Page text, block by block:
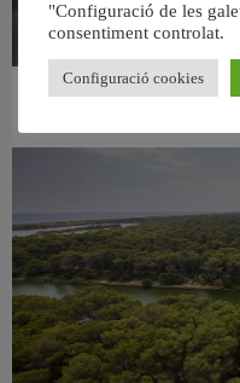
València ultima el nou centre
"Configuració de les
consentiment controlat.
Configuració cookies